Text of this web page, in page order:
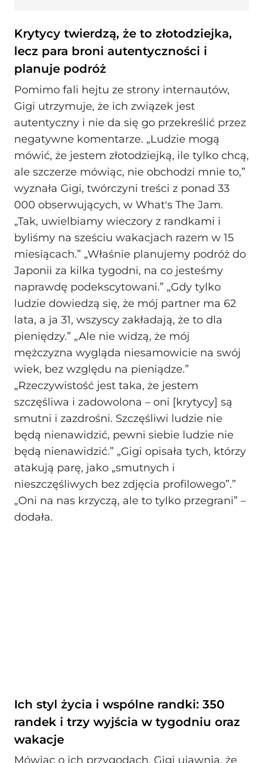
Krytycy twierdzą, że to złotodziejka,
lecz para broni autentyczności i
planuje podróż
Pomimo fali hejtu ze strony internautów,
Gigi utrzymuje, że ich związek jest
autentyczny i nie da się go przekreślić przez
negatywne komentarze. „Ludzie mogą
mówić, że jestem złotodziejką, ile tylko chcą,
ale szczerze mówiąc, nie obchodzi mnie to,”
wyznała Gigi, twórczyni treści z ponad 33
000 obserwujących, w What's The Jam.
„Tak, uwielbiamy wieczory z randkami i
byliśmy na sześciu wakacjach razem w 15
miesiącach.” „Właśnie planujemy podróż do
Japonii za kilka tygodni, na co jesteśmy
naprawdę podekscytowani.” „Gdy tylko
ludzie dowiedzą się, że mój partner ma 62
lata, a ja 31, wszyscy zakładają, że to dla
pieniędzy.” „Ale nie widzą, że mój
mężczyzna wygląda niesamowicie na swój
wiek, bez względu na pieniądze.”
„Rzeczywistość jest taka, że jestem
szczęśliwa i zadowolona – oni [krytycy] są
smutni i zazdrośni. Szczęśliwi ludzie nie
będą nienawidzić, pewni siebie ludzie nie
będą nienawidzić.” „Gigi opisała tych, którzy
atakują parę, jako „smutnych i
nieszczęśliwych bez zdjęcia profilowego”.”
„Oni na nas krzyczą, ale to tylko przegrani” –
dodała.
Ich styl życia i wspólne randki: 350
randek i trzy wyjścia w tygodniu oraz
wakacje
Mówiąc o ich przygodach, Gigi ujawnia, że